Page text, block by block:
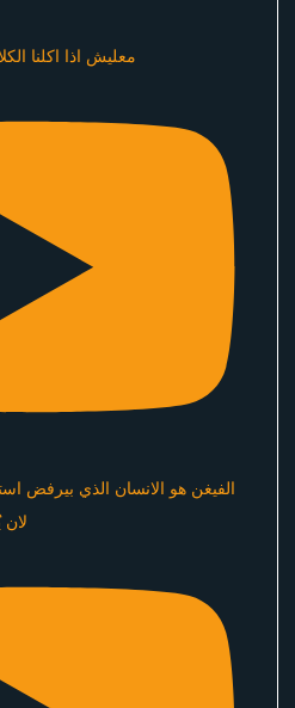
معليش اذا اكلنا
الفيغن هو الانسان الذي بيرفض